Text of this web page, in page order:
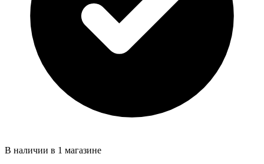
В наличии в 1 магазине